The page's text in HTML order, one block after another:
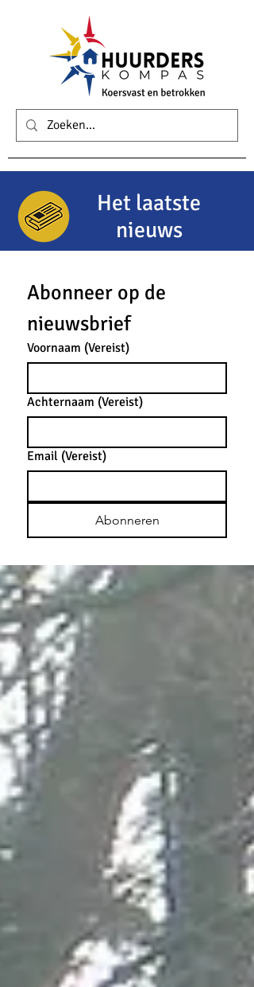
Het laatste
nieuws
Abonneer op de
nieuwsbrief
Voornaam (Vereist)
Achternaam (Vereist)
Email (Vereist)
Abonneren